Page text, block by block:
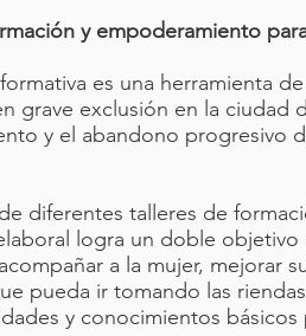
y empoderamiento
es una herramienta
grave exclusión en la ciudad
y el abandono progresivo
diferentes talleres de
logra un doble objetivo
a la mujer, mejorar
pueda ir tomando las
y conocimientos